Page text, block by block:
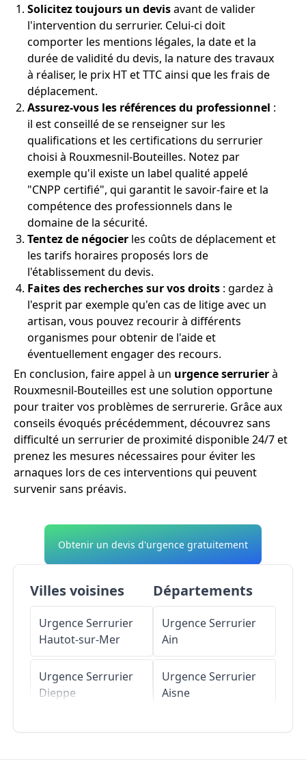
Solicitez toujours un devisavant de valider
l'intervention du serrurier. Celui-ci doit
comporter les mentions légales, la date et la
durée de validité du devis, la nature des travaux
à réaliser, le prix HT et TTC ainsi que les frais de
déplacement.
Assurez-vous les références du professionnel :
il est conseillé de se renseigner sur les
qualifications et les certifications du serrurier
choisi à Rouxmesnil-Bouteilles. Notez par
exemple qu'il existe un label qualité appelé
"CNPP certifié", qui garantit le savoir-faire et la
compétence des professionnels dans le
domaine de la sécurité.
Tentez de négocier les coûts de déplacement et
les tarifs horaires proposés lors de
l'établissement du devis.
Faites des recherches sur vos droits : gardez à
l'esprit par exemple qu'en cas de litige avec un
artisan, vous pouvez recourir à différents
organismes pour obtenir de l'aide et
éventuellement engager des recours.
En conclusion, faire appel à un urgence serrurierà
Rouxmesnil-Bouteilles est une solution opportune
pour traiter vos problèmes de serrurerie. Grâce aux
conseils évoqués précédemment, découvrez sans
difficulté un serrurier de proximité disponible 24/7 et
prenez les mesures nécessaires pour éviter les
arnaques lors de ces interventions qui peuvent
survenir sans préavis.
Obtenir un devis d'urgence gratuitement
Villes voisines
Urgence Serrurier
Hautot-sur-Mer
Urgence Serrurier
Dieppe
Urgence Serrurier
Départements
Urgence Serrurier
Ain
Urgence Serrurier
Aisne
Urgence Serrurier